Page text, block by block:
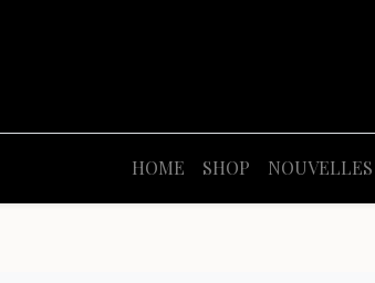
HOME SHOP NOUVELLES